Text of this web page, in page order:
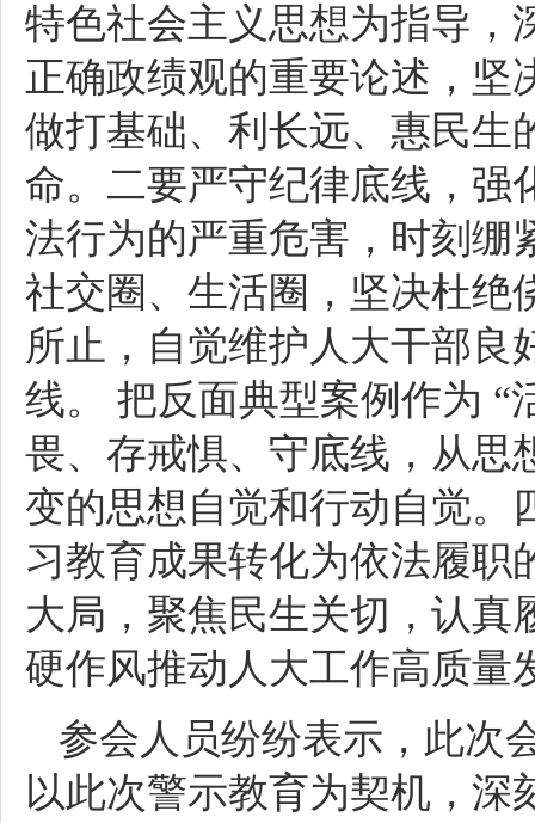
特色社会主义思想为指导，
正确政绩观的重要论述，坚
做打基础、利长远、惠民生
命。二要严守纪律底线，强
法行为的严重危害，时刻绷
社交圈、生活圈，坚决杜绝
所止，自觉维护人大干部良
线。 把反面典型案例作为 “
畏、存戒惧、守底线，从思
变的思想自觉和行动自觉。
习教育成果转化为依法履职
大局，聚焦民生关切，认真
硬作风推动人大工作高质量
参会人员纷纷表示，此次
以此次警示教育为契机，